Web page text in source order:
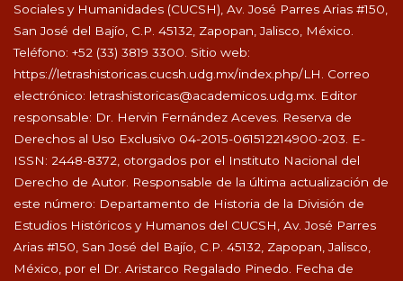
Sociales y Humanidades (CUCSH), Av. José Parres Arias #150,
San José del Bajío, C.P. 45132, Zapopan, Jalisco, México.
Teléfono: +52 (33) 3819 3300. Sitio web:
https://letrashistoricas.cucsh.udg.mx/index.php/LH
. Correo
electrónico: letrashistoricas@academicos.udg.mx . Editor
responsable: Dr. Hervin Fernández Aceves. Reserva de
Derechos al Uso Exclusivo 04-2015-061512214900-203. E-
ISSN: 2448-8372, otorgados por el Instituto Nacional del
Derecho de Autor. Responsable de la última actualización de
este número: Departamento de Historia de la División de
Estudios Históricos y Humanos del CUCSH, Av. José Parres
Arias #150, San José del Bajío, C.P. 45132, Zapopan, Jalisco,
México, por el Dr. Aristarco Regalado Pinedo. Fecha de